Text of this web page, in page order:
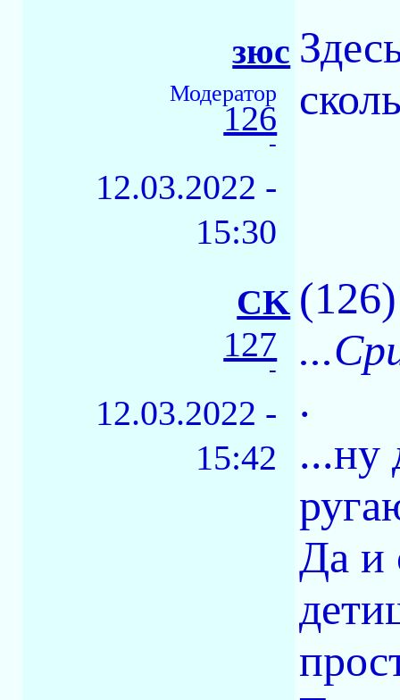
зюс
Модератор
126
-
12.03.2022 -
15:30
CK
127
-
12.03.2022 -
15:42
.
...ну
Да и